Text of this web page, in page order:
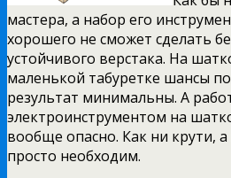
мастера, а набор его
хорошего не сможет сделать
устойчивого верстака. На
маленькой табуретке шансы
результат минимальны. А
электроинструментом на
вообще опасно. Как ни крути, а
просто необходим.